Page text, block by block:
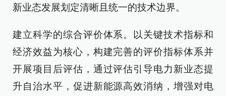
新业态发展划定清晰且统一的技术边界。
建立科学的综合评价体系。以关键技术指标和
经济效益为核心，构建完善的评价指标体系并
开展项目后评估，通过评估引导电力新业态提
升自治水平，促进新能源高效消纳，增强对电